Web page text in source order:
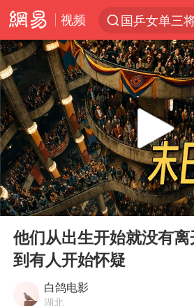
视频
国乒女单三
光影经济撬
陈思诚零点
郑丽文：台
央视新主播
情侣平潭拍
老挝国会主
茅台部分直
白海豚将正
酒店回应车
Play
00:00
他们从出生开始就没有
到有人开始怀疑
白鸽电影
湖北